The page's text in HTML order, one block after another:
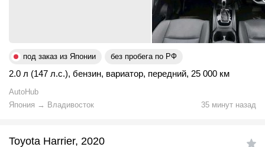
под заказ из Японии без пробега по РФ
2.0 л (147 л.с.), бензин, вариатор, передний, 25 000 км
AutoHub
Япония → Владивосток 35 минут назад
Toyota Harrier, 2020